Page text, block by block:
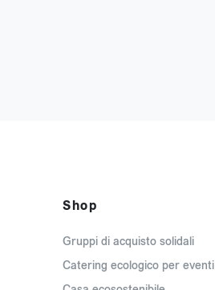
Shop
Gruppi di acquisto solidali
Catering ecologico per eventi